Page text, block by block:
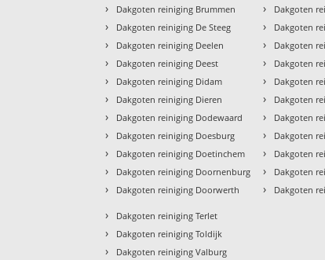
› Dakgoten reiniging Brummen
› Dakgoten reiniging De Steeg
› Dakgoten reiniging Deelen
› Dakgoten reiniging Deest
› Dakgoten reiniging Didam
› Dakgoten reiniging Dieren
› Dakgoten reiniging Dodewaard
› Dakgoten reiniging Doesburg
› Dakgoten reiniging Doetinchem
› Dakgoten reiniging Doornenburg
› Dakgoten reiniging Doorwerth
› Dakgoten
› Dakgoten
› Dakgoten
› Dakgoten
› Dakgoten
› Dakgoten
› Dakgoten
› Dakgoten
› Dakgoten
› Dakgoten
› Dakgoten
› Dakgoten reiniging Terlet
› Dakgoten reiniging Toldijk
› Dakgoten reiniging Valburg